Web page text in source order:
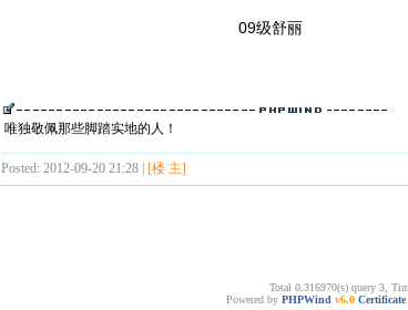
09级舒丽
唯独敬佩那些脚踏实地的人！
Posted: 2012-09-20 21:28 |[楼 主]
Total 0.316970(s) query 3,
Powered by PHPWind v6.0 Certificate